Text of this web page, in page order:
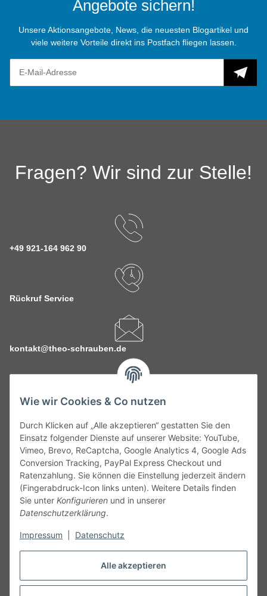
Alle akzeptieren
Wie wir Cookies & Co nutzen
Durch Klicken auf „Alle akzeptieren“ gestatten Sie den
Einsatz folgender Dienste auf unserer Website: YouTube,
Vimeo, Brevo, ReCaptcha, Google Analytics 4, Google Ads
Conversion Tracking, PayPal Express Checkout und
Ratenzahlung. Sie können die Einstellung jederzeit ändern
(Fingerabdruck-Icon links unten). Weitere Details finden
Sie unter Konfigurieren und in unserer
Datenschutzerklärung.
Impressum Datenschutz
Angebote sichern!
Unsere Aktionsangebote, News, die neuesten Blogartikel und
viele weitere Vorteile direkt ins Postfach fliegen lassen.
Fragen? Wir sind zur Stelle!
+49 921-164 962 90
Rückruf Service
kontakt@theo-schrauben.de
Service
Gesetzliche Informationen
Alle technischen Angaben ohne Gewähr. Irrtümer und fehlerhafte
Angaben vorbehalten. Wenn Sie Datenblätter oder spezielle
unseren Kundenservice. Abbildungen der Artikel können
Vertrag widerrufen